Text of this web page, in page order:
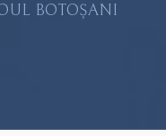
BOTOȘANI